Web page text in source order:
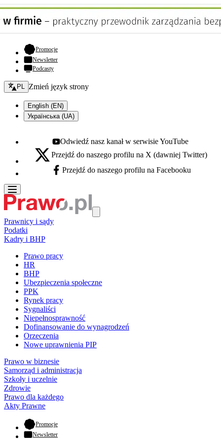
Promocje- otwiera się w nowej karcie
Newsletter
Podcasty
Zmień język - bieżący:
PL Zmień język strony
English (EN)
Українська (UA)
Youtube - otwiera się w nowej karcie
Odwiedź nasz kanał w serwisie YouTube
X - otwiera się w nowej karcie
Przejdź do naszego profilu na X (dawniej Twitter)
Facebook - otwiera się w nowej karcie
Przejdź do naszego profilu na Facebooku
Prawnicy i sądy
Podatki
Kadry i BHP
Prawo pracy
HR
BHP
Ubezpieczenia społeczne
PPK
Rynek pracy
Sygnaliści
Niepełnosprawność
Dofinansowanie do wynagrodzeń
Orzeczenia
Nowe uprawnienia PIP
Prawo w biznesie
Samorząd i administracja
Szkoły i uczelnie
Zdrowie
Prawo dla każdego
Akty Prawne
Promocje- otwiera się w nowej karcie
Newsletter